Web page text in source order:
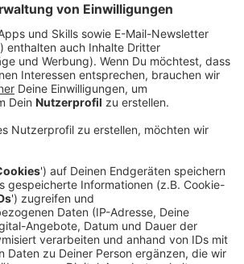
28.11.2023 05:41
Bühne zahlen als geplant. Das
der Bürgerbühne werden. Dafür sollen
entsprechend so umgebaut
auch vor größerem Publikum
Bei der Planung habe sich laut
herausgestellt, dass die